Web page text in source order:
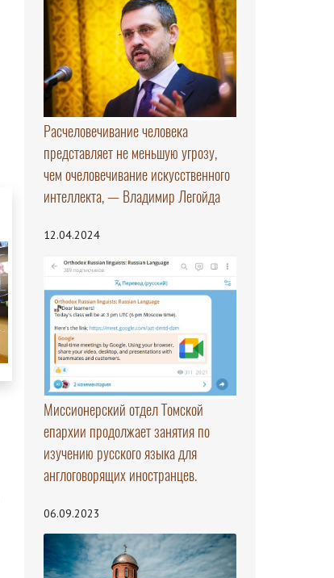
Расчеловечивание человека
представляет не меньшую угрозу,
чем очеловечивание искусственного
интеллекта, — Владимир Легойда
12.04.2024
Миссионерский отдел Томской
епархии продолжает занятия по
изучению русского языка для
англоговорящих иностранцев.
06.09.2023